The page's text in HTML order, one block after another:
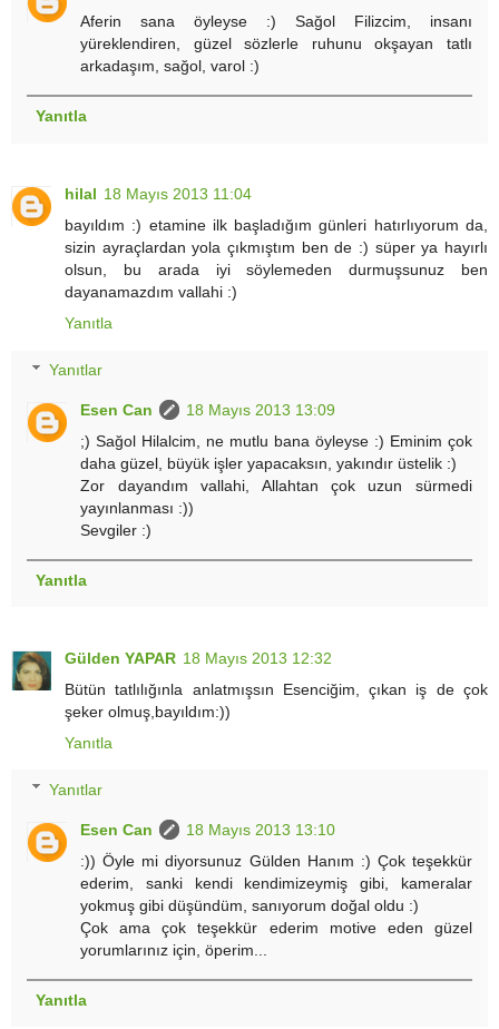
Aferin sana öyleyse :) Sağol Filizcim, insanı
yüreklendiren, güzel sözlerle ruhunu okşayan tatlı
arkadaşım, sağol, varol :)
Yanıtla
hilal 18 Mayıs 2013 11:04
bayıldım :) etamine ilk başladığım günleri hatırlıyorum da,
sizin ayraçlardan yola çıkmıştım ben de :) süper ya hayırlı
olsun, bu arada iyi söylemeden durmuşsunuz ben
dayanamazdım vallahi :)
Yanıtla
Yanıtlar
Esen Can
18 Mayıs 2013 13:09
;) Sağol Hilalcim, ne mutlu bana öyleyse :) Eminim çok
daha güzel, büyük işler yapacaksın, yakındır üstelik :)
Zor dayandım vallahi, Allahtan çok uzun sürmedi
yayınlanması :))
Sevgiler :)
Yanıtla
Gülden YAPAR 18 Mayıs 2013 12:32
Bütün tatlılığınla anlatmışsın Esenciğim, çıkan iş de çok
şeker olmuş,bayıldım:))
Yanıtla
Yanıtlar
Esen Can
18 Mayıs 2013 13:10
:)) Öyle mi diyorsunuz Gülden Hanım :) Çok teşekkür
ederim, sanki kendi kendimizeymiş gibi, kameralar
yokmuş gibi düşündüm, sanıyorum doğal oldu :)
Çok ama çok teşekkür ederim motive eden güzel
yorumlarınız için, öperim...
Yanıtla